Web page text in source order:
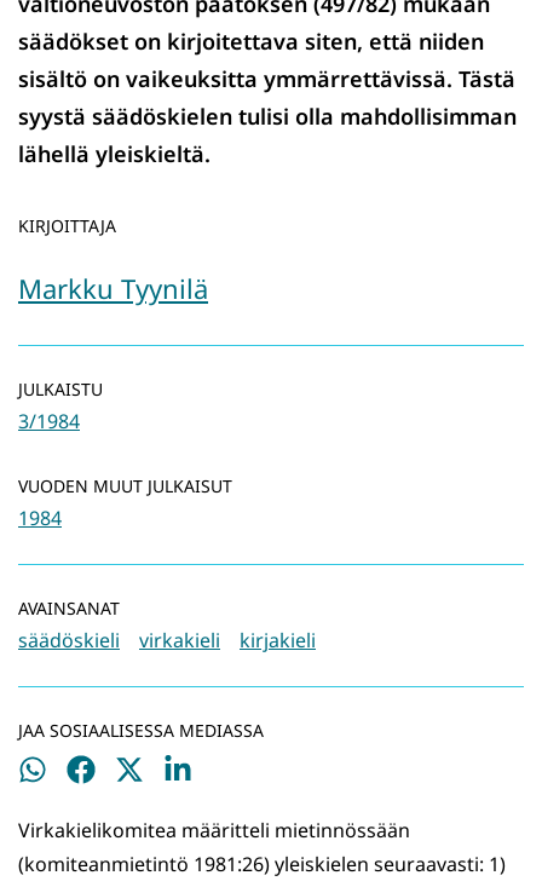
säädökset on kirjoitettava siten, että niiden
sisältö on vaikeuksitta ymmärrettävissä. Tästä
syystä säädöskielen tulisi olla mahdollisimman
lähellä yleiskieltä.
KIRJOITTAJA
Markku Tyynilä
JULKAISTU
3/1984
VUODEN MUUT JULKAISUT
1984
AVAINSANAT
säädöskieli virkakieli kirjakieli
JAA SOSIAALISESSA MEDIASSA
Jaa
Jaa
Jaa
Jaa
Virkakielikomitea määritteli mietinnössään
(komiteanmietintö 1981:26) yleiskielen seuraavasti: 1)